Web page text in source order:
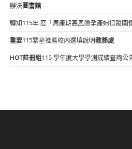
辦法圖書館
轉知115年 度「周產期高風險孕產婦追蹤關
重要115繁星推薦校內選填說明教務處
HOT註冊組115 學年度大學學測成績查詢公